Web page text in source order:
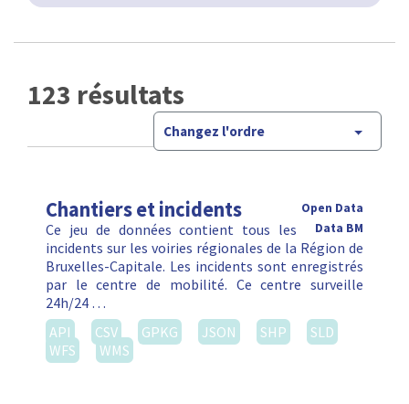
123 résultats
Changez l'ordre
Chantiers et incidents
Open Data
Data BM
Ce jeu de données contient tous les
incidents sur les voiries régionales de la Région de
Bruxelles-Capitale. Les incidents sont enregistrés
par le centre de mobilité. Ce centre surveille
24h/24 …
API
CSV GPKG JSON SHP
SLD
WFS
WMS